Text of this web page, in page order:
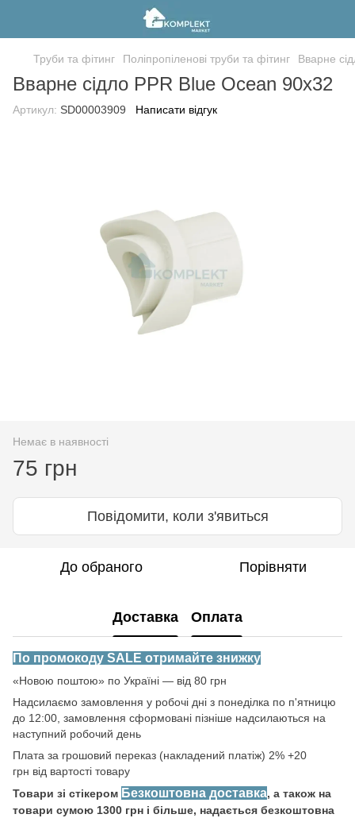
Труби та фітинг Поліпропіленові труби та фітинг Вварне
Вварне сідло PPR Blue Ocean 90х32
Артикул: SD00003909 Написати відгук
Немає в наявності
75 грн
Повідомити, коли з'явиться
До обраного Порівняти
Доставка Оплата
По промокоду SALE отримайте знижку
«Новою поштою» по Україні — від 80 грн
Надсилаємо замовлення у робочі дні з понеділка по п'ятницю
до 12:00, замовлення сформовані пізніше надсилаються на
наступний робочий день
Плата за грошовий переказ (накладений платіж) 2% +20
грн від вартості товару
Товари зі стікером Безкоштовна доставка, а також на
товари сумою 1300 грн і більше, надається безкоштовна